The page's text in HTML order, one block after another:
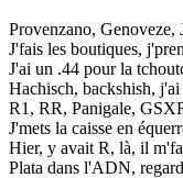
Provenzano,
J'fais les boutiques,
J'ai un .44 pour la
Hachisch, backshish,
R1, RR, Panigale,
J'mets la caisse en
Hier, y avait R, là, il
Plata dans l'ADN,